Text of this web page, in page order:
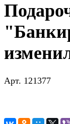
Арт. 121377